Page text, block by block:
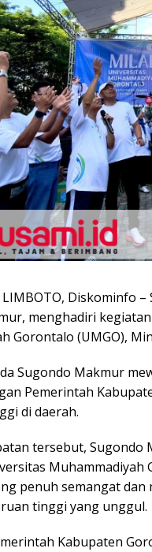
LIMBOTO, Diskominfo
menghadiri
Gorontalo (UMGO),
Sugondo Makmur
Pemerintah
di daerah.
tersebut, Sugondo
penuh semangat
tinggi yang unggul.
Kabupaten